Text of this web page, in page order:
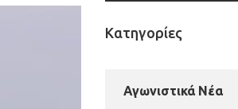
Kατηγορίες
Αγωνιστικά Νέα